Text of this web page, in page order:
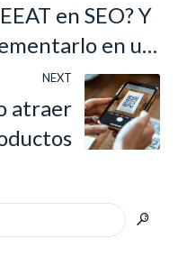
en SEO? Y
en un
NEXT
atraer